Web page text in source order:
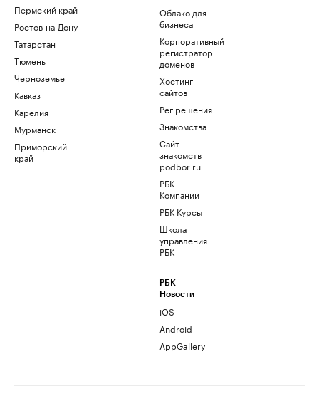
Пермский край
Ростов-на-Дону
Татарстан
Тюмень
Черноземье
Кавказ
Карелия
Мурманск
Приморский
край
Облако для
бизнеса
Корпоративный
регистратор
доменов
Хостинг
сайтов
Рег.решения
Знакомства
Сайт
знакомств
podbor.ru
РБК
Компании
РБК Курсы
Школа
управления
РБК
РБК
Новости
iOS
Android
AppGallery